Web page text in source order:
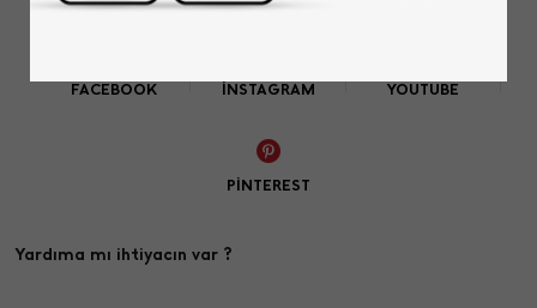
BIZI TAKIPTE KALIN
FACEBOOK İNSTAGRAM YOUTUBE
PINTEREST
Yardıma mı ihtiyacın var ?